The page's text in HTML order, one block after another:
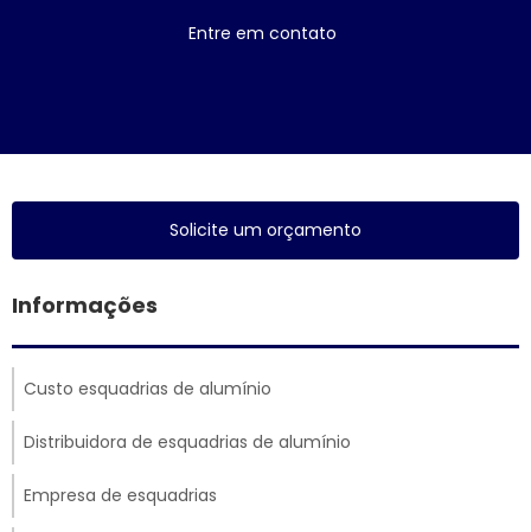
Entre em contato
Solicite um orçamento
Informações
Custo esquadrias de alumínio
Distribuidora de esquadrias de alumínio
Empresa de esquadrias